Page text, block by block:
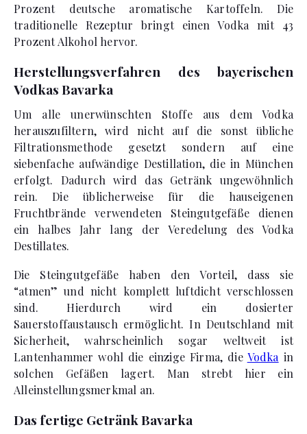
Prozent deutsche aromatische Kartoffeln. Die
traditionelle Rezeptur bringt einen Vodka mit 43
Prozent Alkohol hervor.
Herstellungsverfahren des bayerischen
Vodkas Bavarka
Um alle unerwünschten Stoffe aus dem Vodka
herauszufiltern, wird nicht auf die sonst übliche
Filtrationsmethode gesetzt sondern auf eine
siebenfache aufwändige Destillation, die in München
erfolgt. Dadurch wird das Getränk ungewöhnlich
rein. Die üblicherweise für die hauseigenen
Fruchtbrände verwendeten Steingutgefäße dienen
ein halbes Jahr lang der Veredelung des Vodka
Destillates.
Die Steingutgefäße haben den Vorteil, dass sie
“atmen” und nicht komplett luftdicht verschlossen
sind. Hierdurch wird ein dosierter
Sauerstoffaustausch ermöglicht. In Deutschland mit
Sicherheit, wahrscheinlich sogar weltweit ist
Lantenhammer wohl die einzige Firma, die Vodka in
solchen Gefäßen lagert. Man strebt hier ein
Alleinstellungsmerkmal an.
Das fertige Getränk Bavarka